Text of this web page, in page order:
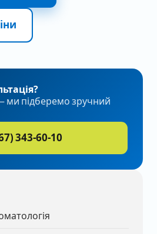
ми підберемо зручний
343-60-10